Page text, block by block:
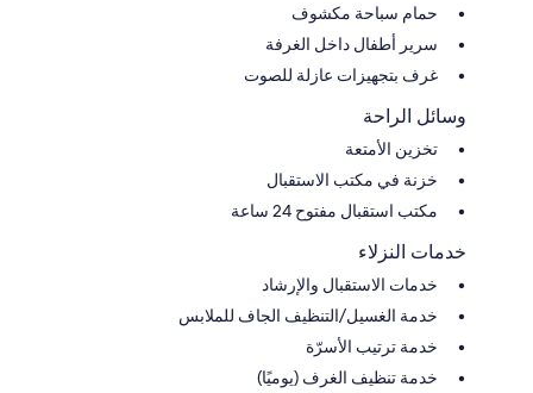
حمام سباحة مكشوف
سرير أطفال داخل الغرفة
غرف بتجهيزات عازلة للصوت
وسائل الراحة
تخزين الأمتعة
خزنة في مكتب الاستقبال
مكتب استقبال مفتوح 24 ساعة
خدمات النزلاء
خدمات الاستقبال والإرشاد
خدمة الغسيل/التنظيف الجاف للملابس
خدمة ترتيب الأسرّة
خدمة تنظيف الغرف (يوميًا)